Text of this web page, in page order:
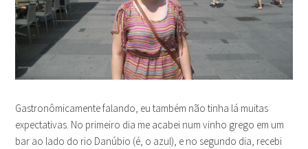
Gastronômicamente falando, eu também não tinha lá muitas
expectativas. No primeiro dia me acabei num vinho grego em um
bar ao lado do rio Danúbio (é, o azul), e no segundo dia, recebi